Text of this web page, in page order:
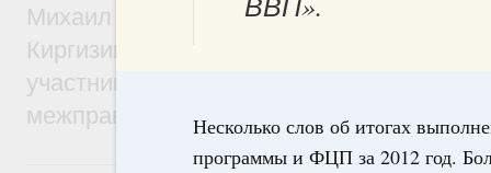
Несколько слов об итогах
программы и ФЦП за 2012 год.
Михаил Мишустин принял участие во
Киргизии Садыра Жапарова с главами
участников заседания Евразийского
межправительственного совета
6 августа, четверг